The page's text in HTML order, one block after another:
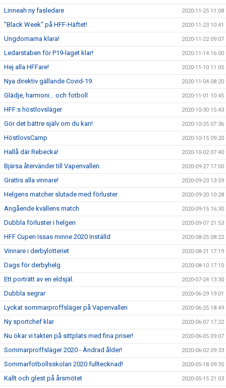
Linneah ny fasledare 2020-11-25 11:08
"Black Week" på HFF-Häftet! 2020-11-23 10:41
Ungdomarna klara! 2020-11-22 09:07
Ledarstaben för P19-laget klar! 2020-11-14 16:00
Hej alla HFFare! 2020-11-10 11:05
Nya direktiv gällande Covid-19. 2020-11-04 08:20
Glädje, harmoni… och fotboll 2020-11-01 10:45
HFF:s höstlovsläger 2020-10-30 15:43
Gör det bättre själv om du kan! 2020-10-25 07:36
HöstlovsCamp 2020-10-15 09:20
Hallå där Rebecka! 2020-10-02 07:40
Bjärsa återvänder till Vapenvallen. 2020-09-27 17:00
Grattis alla vinnare! 2020-09-23 13:59
Helgens matcher slutade med förluster 2020-09-20 10:28
Angående kvällens match 2020-09-15 16:30
Dubbla förluster i helgen 2020-09-07 21:53
HFF Cupen Issas minne 2020 Inställd 2020-08-25 08:22
Vinnare i derbylotteriet 2020-08-21 17:19
Dags för derbyhelg 2020-08-10 17:10
Ett porträtt av en eldsjäl. 2020-07-24 13:30
Dubbla segrar 2020-06-29 19:01
Lyckat sommarproffsläger på Vapenvallen 2020-06-25 18:49
Ny sportchef klar 2020-06-07 17:22
Nu ökar vi takten på sittplats med fina priser! 2020-06-05 09:07
Sommarproffsläger 2020 - Ändrad ålder! 2020-06-02 09:33
Sommarfotbollsskolan 2020 fulltecknad! 2020-05-18 09:35
Kallt och glest på årsmötet 2020-05-15 21:03